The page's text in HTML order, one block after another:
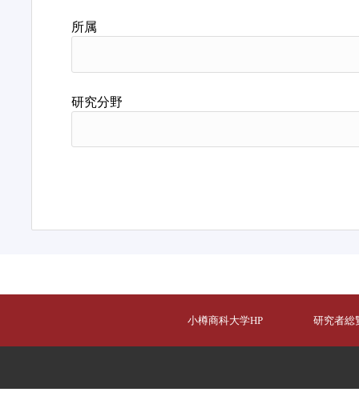
所属
研究分野
小樽商科大学HP 研究者総